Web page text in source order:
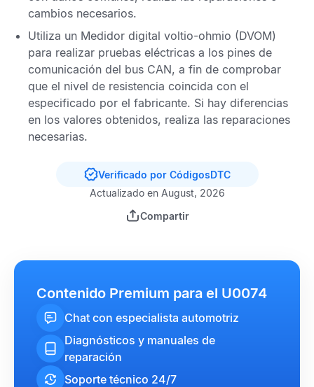
cambios necesarios.
Utiliza un Medidor digital voltio-ohmio (DVOM)
para realizar pruebas eléctricas a los pines de
comunicación del bus CAN, a fin de comprobar
que el nivel de resistencia coincida con el
especificado por el fabricante. Si hay diferencias
en los valores obtenidos, realiza las reparaciones
necesarias.
Verificado por CódigosDTC
Actualizado en August, 2026
Compartir
Contenido Premium para el U0074
Chat con especialista automotriz
Diagnósticos y manuales de
reparación
Soporte técnico 24/7